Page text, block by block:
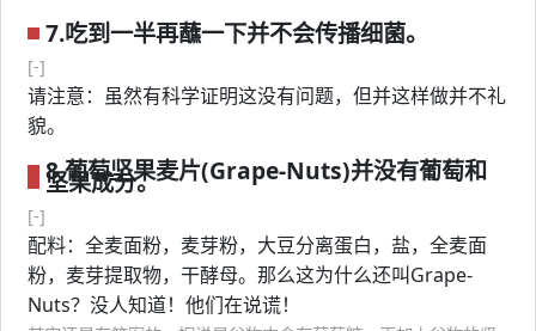
7.吃到一半再蘸一下并不会传播细菌。
[-]
请注意：虽然有科学证明这没有问题，但并这样做并不礼
貌。
8.葡萄坚果麦片(Grape-Nuts)并没有葡萄和
坚果成分。
[-]
配料：全麦面粉，麦芽粉，大豆分离蛋白，盐，全麦面
粉，麦芽提取物，干酵母。那么这为什么还叫Grape-
Nuts？没人知道！他们在说谎！